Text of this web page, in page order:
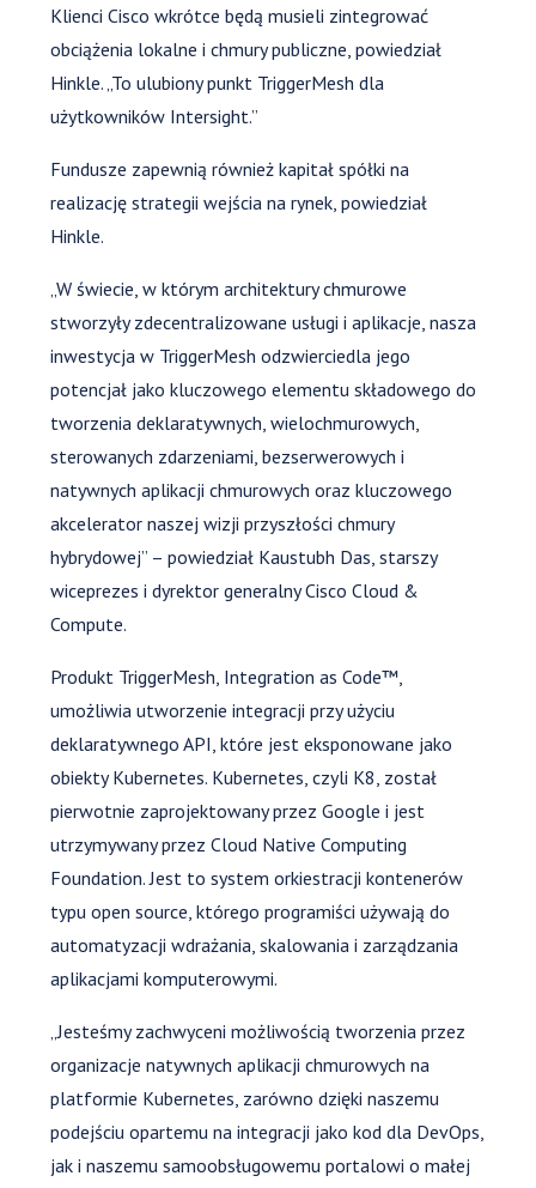
Klienci Cisco wkrótce będą musieli zintegrować
obciążenia lokalne i chmury publiczne, powiedział
Hinkle. „To ulubiony punkt TriggerMesh dla
użytkowników Intersight.”
Fundusze zapewnią również kapitał spółki na
realizację strategii wejścia na rynek, powiedział
Hinkle.
„W świecie, w którym architektury chmurowe
stworzyły zdecentralizowane usługi i aplikacje, nasza
inwestycja w TriggerMesh odzwierciedla jego
potencjał jako kluczowego elementu składowego do
tworzenia deklaratywnych, wielochmurowych,
sterowanych zdarzeniami, bezserwerowych i
natywnych aplikacji chmurowych oraz kluczowego
akcelerator naszej wizji przyszłości chmury
hybrydowej” – powiedział Kaustubh Das, starszy
wiceprezes i dyrektor generalny Cisco Cloud &
Compute.
Produkt TriggerMesh, Integration as Code™,
umożliwia utworzenie integracji przy użyciu
deklaratywnego API, które jest eksponowane jako
obiekty Kubernetes. Kubernetes, czyli K8, został
pierwotnie zaprojektowany przez Google i jest
utrzymywany przez Cloud Native Computing
Foundation. Jest to system orkiestracji kontenerów
typu open source, którego programiści używają do
automatyzacji wdrażania, skalowania i zarządzania
aplikacjami komputerowymi.
„Jesteśmy zachwyceni możliwością tworzenia przez
organizacje natywnych aplikacji chmurowych na
platformie Kubernetes, zarówno dzięki naszemu
podejściu opartemu na integracji jako kod dla DevOps,
jak i naszemu samoobsługowemu portalowi o małej